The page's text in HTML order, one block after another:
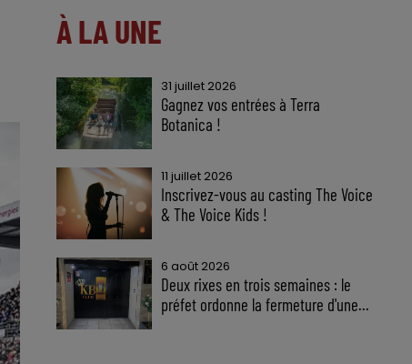
À LA UNE
31 juillet 2026
Gagnez vos entrées à Terra
Botanica !
11 juillet 2026
Inscrivez-vous au casting The Voice
& The Voice Kids !
6 août 2026
Deux rixes en trois semaines : le
préfet ordonne la fermeture d'une...